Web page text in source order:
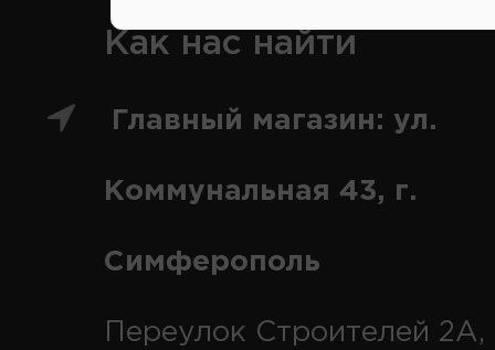
Как нас найти
Главный магазин: ул.
Коммунальная 43, г.
Симферополь
Переулок Строителей 2А,